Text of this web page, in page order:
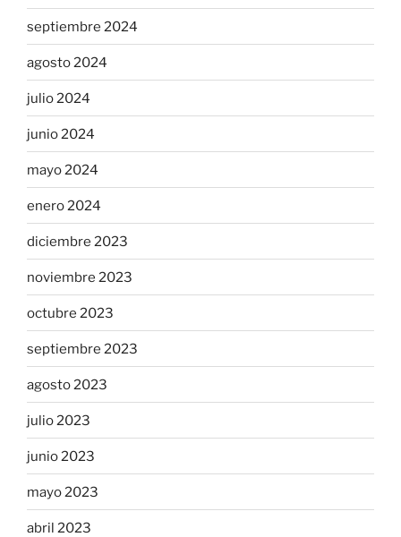
septiembre 2024
agosto 2024
julio 2024
junio 2024
mayo 2024
enero 2024
diciembre 2023
noviembre 2023
octubre 2023
septiembre 2023
agosto 2023
julio 2023
junio 2023
mayo 2023
abril 2023